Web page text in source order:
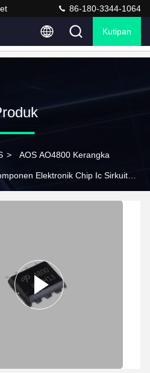
86-180-3344-1064
Kutipan
> AOS AO4800 Kerangka
Elektronik Chip Ic Sirkuit